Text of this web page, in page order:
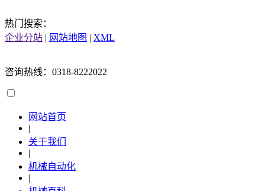
热门搜索：
企业分站 | 网站地图 | XML
咨询热线：0318-8222022
网站首页
|
关于我们
|
机械自动化
|